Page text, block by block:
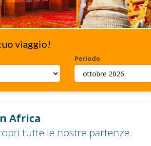
viaggio!
Periodo
Africa
tutte le nostre partenze.